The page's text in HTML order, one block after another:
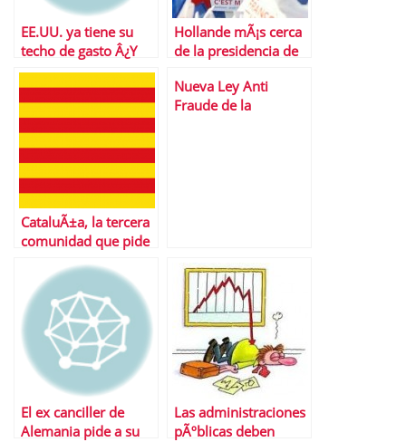
EE.UU. ya tiene su
techo de gasto Â¿Y
ahora quÃ©?
Hollande mÃ¡s cerca
de la presidencia de
CataluÃ±a, la tercera
comunidad que pide
Nueva Ley Anti
Fraude de la
El ex canciller de
Alemania pide a su
Las administraciones
pÃºblicas deben